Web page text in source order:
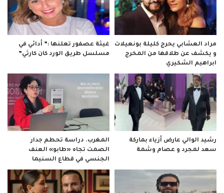
مراد العشابي يحرج كليلة بونعيلات
و يكشف عن طلاقها من المخرج
ابراهيم الشكيري
غيثة عصفور تعلنها :” أدائي في
مسلسل طريق الورد كان كارثي”
رشيد الوالي عارض أزياء بماركة
سعد لمجرد و عصام وشمة
المغرب. دراسة تحطم جدار
الصمت تجاه «طابو» العنف
الجنسي في قطاع السنيما